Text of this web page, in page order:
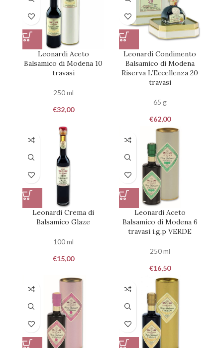
Leonardi Aceto
Balsamico di Modena 10
travasi
250 ml
€32,00
Leonardi Condimento
Balsamico di Modena
Riserva L’Eccellenza 20
travasi
65 g
€62,00
Leonardi Crema di
Balsamico Glaze
100 ml
€15,00
Leonardi Aceto
Balsamico di Modena 6
travasi i.g.p VERDE
250 ml
€16,50